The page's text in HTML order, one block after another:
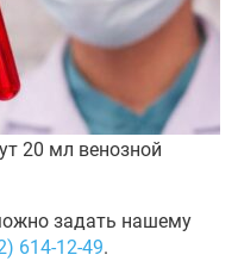
20 мл венозной
задать нашему
614-12-49.